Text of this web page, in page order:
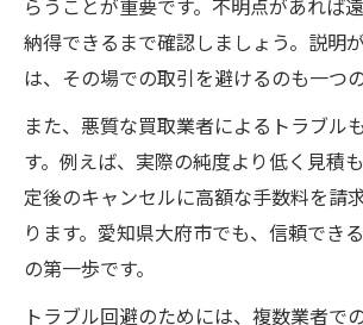
らうことが重要です。不明点があれば
納得できるまで確認しましょう。説明
は、その場での取引を避けるのも一つの
また、悪質な買取業者によるトラブル
す。例えば、実際の純度より低く見積
定後のキャンセルに高額な手数料を請
ります。愛知県大府市でも、信頼でき
の第一歩です。
トラブル回避のためには、複数業者で